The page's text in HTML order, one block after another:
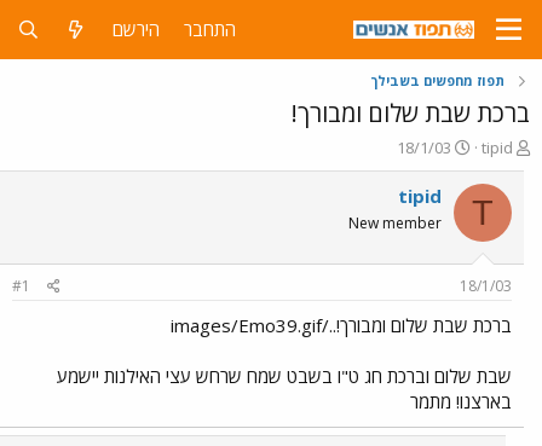
התחבר הירשם
תפוז מחפשים בשבילך
ברכת שבת שלום ומבורך!
פ
ו
ת
ח
ה
ש
א
tipid
פ
ו
ר
ך
18/1/03
T
tipid
New member
18/1/03
#1
ברכת שבת שלום ומבורך!../images/Emo39.gif
שבת שלום וברכת חג ט"ו בשבט שמח שרחש עצי האילנות יישמע
בארצנו! מתמר